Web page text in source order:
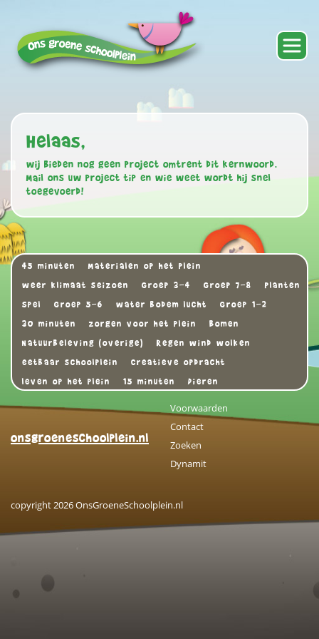
Helaas,
wij bieden nog geen project omtrent dit kernwoord.
Mail ons uw project tip en wie weet wordt hij snel
toegevoerd!
45 minuten
Materialen op het plein
weer klimaat seizoen
Groep 3-4 Groep 7-8
Planten
Spel
Groep 5-6 water bodem lucht
Groep 1-2
30 minuten
zorgen voor het plein
Bomen
Natuurbeleving (overige)
Regen wind wolken
eetbaar schoolplein
Creatieve opdracht
leven op het plein
15 minuten Dieren
onsgroeneschoolplein.nl
Voorwaarden
Contact
Zoeken
Dynamit
copyright 2026 OnsGroeneSchoolplein.nl